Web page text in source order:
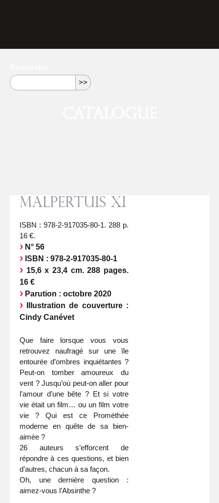
Malpertuis XI
ISBN : 978-2-917035-80-1. 288 p.
16 €.
N° 56
ISBN : 978-2-917035-80-1
15,6 x 23,4 cm. 288 pages.
16 €
Parution : octobre 2020
Illustration de couverture :
Cindy Canévet
Que faire lorsque vous vous
retrouvez naufragé sur une île
entourée d’ombres inquiétantes ?
Peut-on tomber amoureux du
vent ? Jusqu’où peut-on aller pour
l’amour d’une bête ? Et si votre
vie était un film… ou un film votre
vie ? Qui est ce Prométhée
moderne en quête de sa bien-
aimée ?
26 auteurs s’efforcent de
répondre à ces questions, et bien
d’autres, chacun à sa façon.
Oh, une dernière question :
aimez-vous l’Absinthe ?